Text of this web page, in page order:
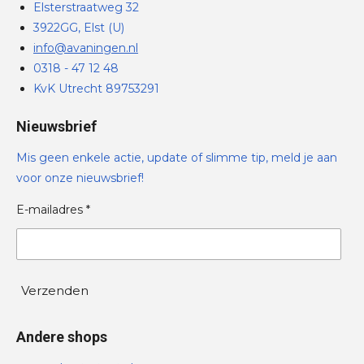
Elsterstraatweg 32
3922GG, Elst (U)
info@avaningen.nl
0318 - 47 12 48
KvK Utrecht 89753291
Nieuwsbrief
Mis geen enkele actie, update of slimme tip, meld je aan
voor onze nieuwsbrief!
E-mailadres *
Verzenden
Andere shops